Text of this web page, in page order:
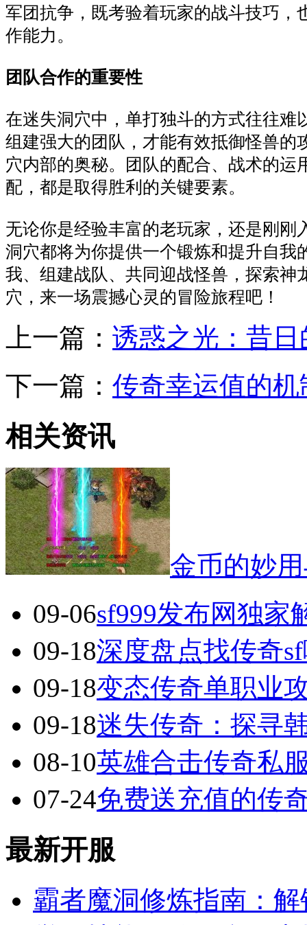
军团抗争，既考验着玩家的战斗技巧，
作能力。
团队合作的重要性
在迷失洞穴中，单打独斗的方式往往难
组建强大的团队，才能有效抵御怪兽的
穴内部的奥秘。团队的配合、战术的运
配，都是取得胜利的关键要素。
无论你是经验丰富的老玩家，还是刚刚
洞穴都将为你提供一个锻炼和提升自我
我、组建战队、共同迎战怪兽，探索神
穴，来一场震撼心灵的冒险旅程吧！
上一篇： 诱惑之光：昔
下一篇： 传奇幸运值的
相关资讯
金币的妙
09-06sf999发布网独家
09-18深度盘点找传奇
09-18变态传奇单职业
09-18迷失传奇：探寻
08-10英雄合击传奇私
07-24免费送充值的传
最新开服
霸者魔洞修炼指南：